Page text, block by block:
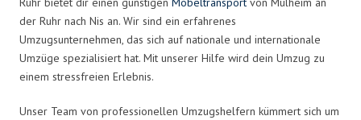
der Ruhr nach Nis an. Wir sind ein erfahrenes
Umzugsunternehmen, das sich auf nationale und internationale
Umzüge spezialisiert hat. Mit unserer Hilfe wird dein Umzug zu
einem stressfreien Erlebnis.
Unser Team von professionellen Umzugshelfern kümmert sich um